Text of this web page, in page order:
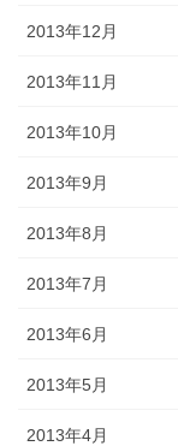
2013年12月
2013年11月
2013年10月
2013年9月
2013年8月
2013年7月
2013年6月
2013年5月
2013年4月